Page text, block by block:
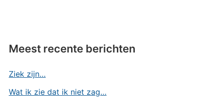
Meest recente berichten
Ziek zijn…
Wat ik zie dat ik niet zag…